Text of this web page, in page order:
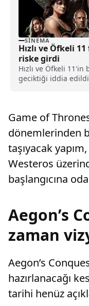
SINEMA
Hızlı ve Öfkeli
riske girdi
Hızlı ve Öfkeli
geciktiği iddia
Game of
dönemlerinden
taşıyacak
Westeros
başlangıcına
Aegon’s
zaman
Aegon’s
hazırlanacağı
tarihi henüz